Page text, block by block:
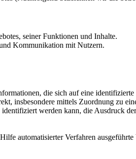
seiner Funktionen und Inhalte.
Kommunikation mit Nutzern.
die sich auf eine
insbesondere mittels Zuordnung zu
werden kann, die Ausdruck
automatisierter Verfahren